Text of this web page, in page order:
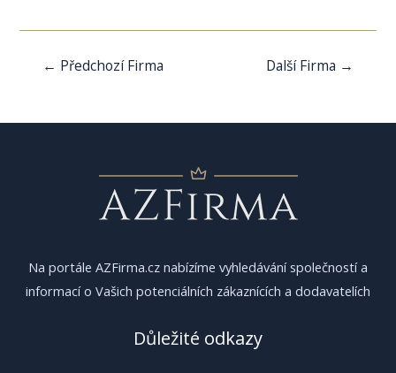
Navigace
← Předchozí Firma Další Firma →
Na portále AZFirma.cz nabízíme vyhledávání společností a
informací o Vašich potenciálních zákaznících a dodavatelích
Důležité odkazy